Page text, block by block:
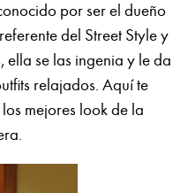
por ser el dueño
del Street Style y
ella se las ingenia y le da
relajados. Aquí te
mejores look de la